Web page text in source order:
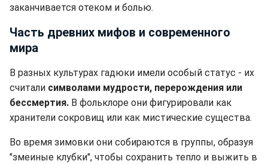
заканчивается отеком и болью.
Часть древних мифов и современного
мира
В разных культурах гадюки имели особый статус - их
считали символами мудрости, перерождения или
бессмертия. В фольклоре они фигурировали как
хранители сокровищ или как мистические существа.
Во время зимовки они собираются в группы, образуя
"змеиные клубки", чтобы сохранить тепло и выжить в